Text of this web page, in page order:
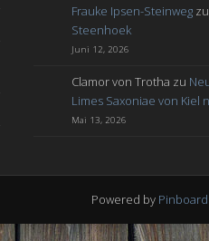
Frauke Ipsen-Steinweg zu
Steenhoek
Juni 12, 2026
Clamor von Trotha zu
Limes Saxoniae von Kiel
Mai 13, 2026
Powered by